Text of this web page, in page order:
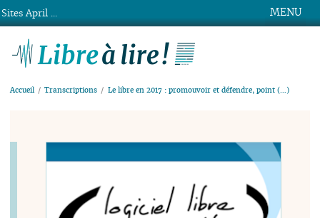
MENU
Accueil Transcriptions Le libre en 2017 : promouvoir et défendre, point (…)
Sites April ...